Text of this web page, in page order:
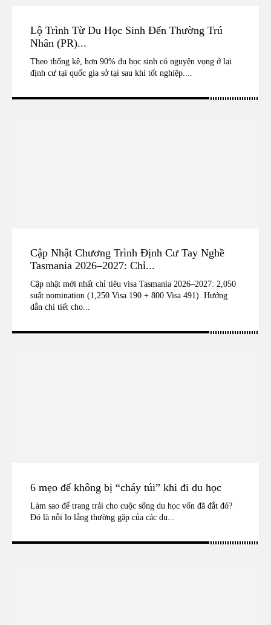
Lộ Trình Từ Du Học Sinh Đến Thường Trú
Nhân (PR)...
Theo thống kê, hơn 90% du học sinh có nguyện vọng ở lại
định cư tại quốc gia sở tại sau khi tốt nghiệp....
Cập Nhật Chương Trình Định Cư Tay Nghề
Tasmania 2026–2027: Chỉ...
Cập nhật mới nhất chỉ tiêu visa Tasmania 2026–2027: 2,050
suất nomination (1,250 Visa 190 + 800 Visa 491). Hướng
dẫn chi tiết cho...
6 mẹo để không bị “cháy túi” khi đi du học
Làm sao để trang trải cho cuộc sống du học vốn đã đắt đỏ?
Đó là nỗi lo lắng thường gặp của các du...